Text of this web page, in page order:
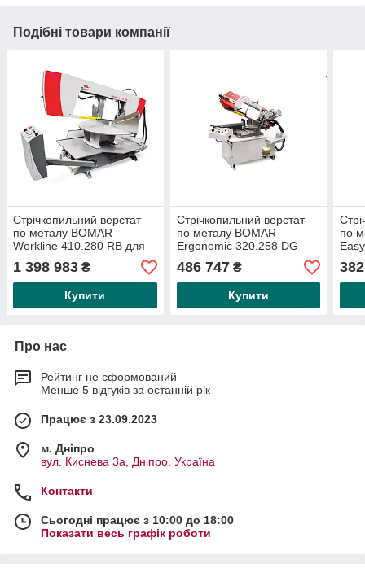
Подібні товари компанії
Стрічкопильний верстат
по металу BOMAR
Workline 410.280 RB для
різання трубних відводів
1 398 983 ₴
Купити
Стрічкопильний верстат
по металу BOMAR
Ergonomic 320.258 DG
486 747₴
Купити
по
Про нас
Рейтинг не сформований
Менше 5 відгуків за останній рік
Працює з 23.09.2023
м. Дніпро
вул. Киснева 3а, Дніпро, Україна
Контакти
Сьогодні працює з 10:00 до 18:00
Показати весь графік роботи